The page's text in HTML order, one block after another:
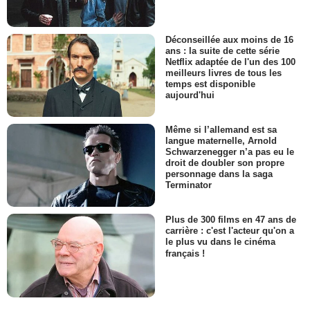
Déconseillée aux moins de 16
ans : la suite de cette série
Netflix adaptée de l'un des 100
meilleurs livres de tous les
temps est disponible
aujourd'hui
Même si l’allemand est sa
langue maternelle, Arnold
Schwarzenegger n’a pas eu le
droit de doubler son propre
personnage dans la saga
Terminator
Plus de 300 films en 47 ans de
carrière : c'est l'acteur qu'on a
le plus vu dans le cinéma
français !